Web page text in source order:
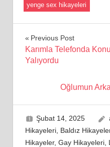
yenge sex hikayeleri
Yazı
gezinmesi
Previous Post
Karımla Telefonda
Yalıyordu
Oğlumun
Şubat 14, 2025
Hikayeleri, Baldız
Hikayeler, Gay Hikayeleri,